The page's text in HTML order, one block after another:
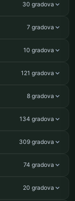
30 gradova
7 gradova
10 gradova
121 gradova
8 gradova
134 gradova
309 gradova
74 gradova
20 gradova